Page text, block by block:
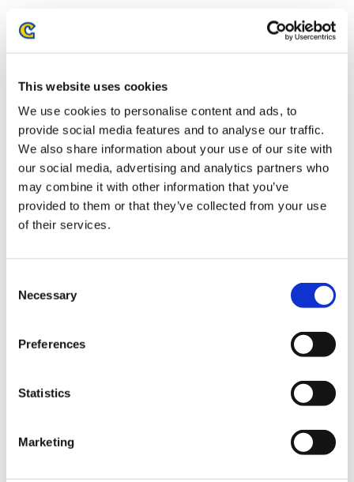
This website uses cookies
We use cookies to personalise content and ads, to
provide social media features and to analyse our traffic.
We also share information about your use of our site with
our social media, advertising and analytics partners who
may combine it with other information that you’ve
provided to them or that they’ve collected from your use
of their services.
Selection
Necessary
Preferences
Statistics
Marketing
CAPCOM CUP 11 Tシャツ L CAPCOM CUP 11 Tシャツ M
CAPCOM CUP 11 ブルゾン L
39,800円(税込)